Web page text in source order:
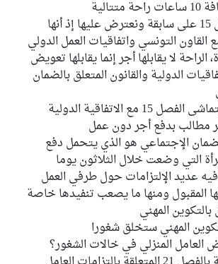
نص الفصل 15 على سابقة ونعترض عليها إذ أنها
التونسي واتفاقيات العمل الدولي
الراحة لا يقابلها أجر إنما يقابلها تعويض
الدولية والقانون المتعلق بالضمان
مع الاتفاقية الدولية
مطالب بدفع أجر دون عمل
الإجتماعي هو الذي يتحمل دفع
التي وضعت خلال الثلاثون يوما
الفصل 20 فيه عديد الإلتزامات حول طرفي العمل
المقبول ومنها ما يصعب تنفيدها خاصة
بالتكوين المهني
المهني ستخلق شغورا
المنزلي في خالات الشغور؟